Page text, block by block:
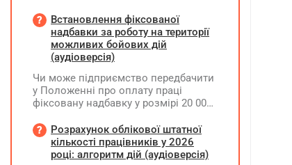
Чи потрібно для цього брати дані
станом на 01.01.2026 р.? Якщо до
окремих верстатів групи 4
застосовується прискорена
вартість усіх таких верстатів на
початок і кінець звітного періоду?
При цьому щодо частини верстатів
прискореної амортизації прийнято з
01.01.2025 р., а щодо інших — з
01.01.2026 р.
Встановлення фіксованої
надбавки за роботу на території
можливих бойових дій
(аудіоверсія)
Чи може підприємство передбачити
у Положенні про оплату праці
фіксовану надбавку у розмірі 20 000
бойових дій, якщо для окремих
посад вона перевищуватиме 50%
посадового окладу?
Розрахунок облікової штатної
кількості працівників у 2026
році: алгоритм дій (аудіоверсія)